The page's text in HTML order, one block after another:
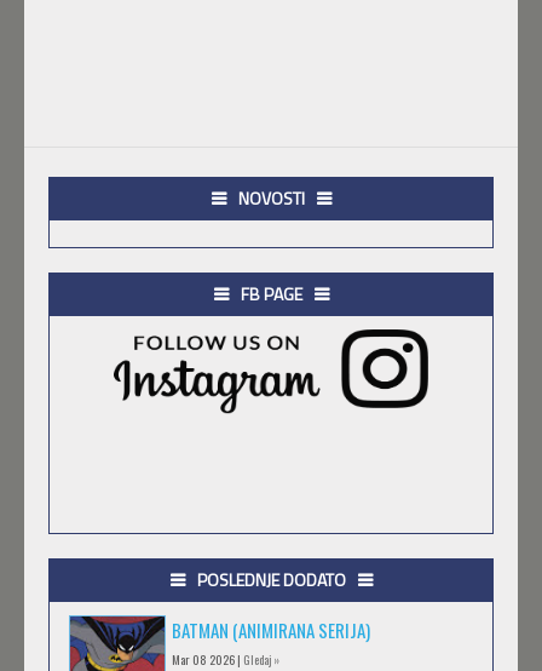
NOVOSTI
FB PAGE
POSLEDNJE DODATO
BATMAN (ANIMIRANA SERIJA)
Mar 08 2026 | Gledaj »